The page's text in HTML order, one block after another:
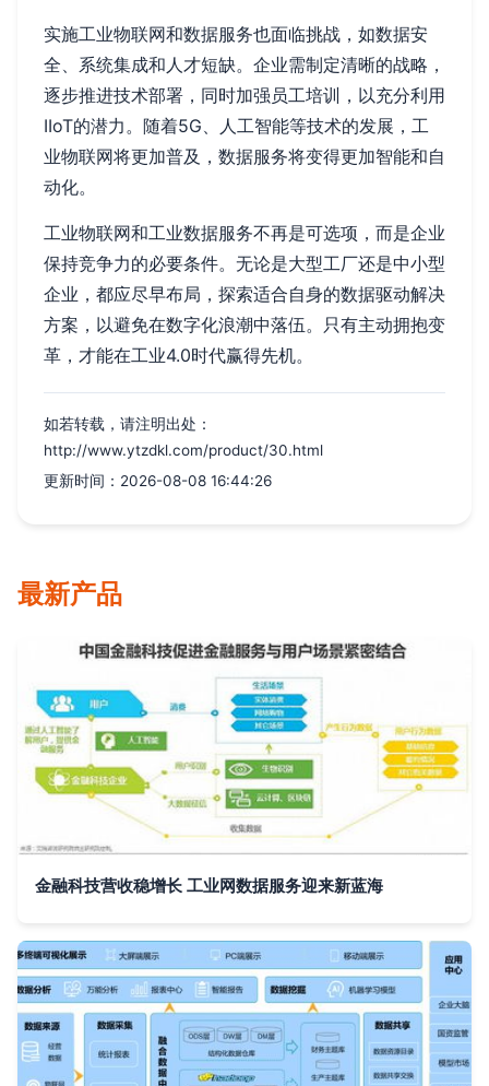
实施工业物联网和数据服务也面临挑战，如数据安
全、系统集成和人才短缺。企业需制定清晰的战略，
逐步推进技术部署，同时加强员工培训，以充分利用
IIoT的潜力。随着5G、人工智能等技术的发展，工
业物联网将更加普及，数据服务将变得更加智能和自
动化。
工业物联网和工业数据服务不再是可选项，而是企业
保持竞争力的必要条件。无论是大型工厂还是中小型
企业，都应尽早布局，探索适合自身的数据驱动解决
方案，以避免在数字化浪潮中落伍。只有主动拥抱变
革，才能在工业4.0时代赢得先机。
如若转载，请注明出处：
http://www.ytzdkl.com/product/30.html
更新时间：2026-08-08 16:44:26
最新产品
金融科技营收稳增长 工业网数据服务迎来新蓝海